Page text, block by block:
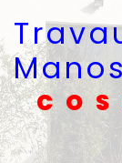
Travaux chaussée